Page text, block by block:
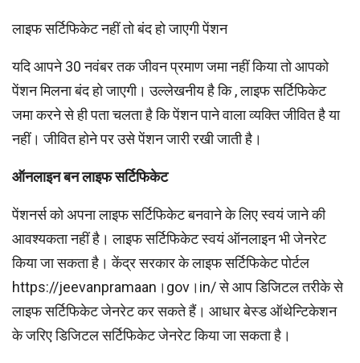
लाइफ सर्टिफिकेट नहीं तो बंद हो जाएगी पेंशन
यदि आपने 30 नवंबर तक जीवन प्रमाण जमा नहीं किया तो आपको
पेंशन मिलना बंद हो जाएगी। उल्‍लेखनीय है कि , लाइफ सर्टिफिकेट
जमा करने से ही पता चलता है कि पेंशन पाने वाला व्यक्ति जीवित है या
नहीं। जीवित होने पर उसे पेंशन जारी रखी जाती है।
ऑनलाइन बन लाइफ सर्टिफिकेट
पेंशनर्स को अपना लाइफ सर्टिफिकेट बनवाने के लिए स्वयं जाने की
आवश्‍यकता नहीं है। लाइफ सर्टिफिकेट स्वयं ऑनलाइन भी जेनरेट
किया जा सकता है। केंद्र सरकार के लाइफ सर्टिफिकेट पोर्टल
https://jeevanpramaan।gov।in/ से आप डिजिटल तरीके से
लाइफ सर्टिफिकेट जेनरेट कर सकते हैं। आधार बेस्ड ऑथेन्टिकेशन
के जरिए डिजिटल सर्टिफिकेट जेनरेट किया जा सकता है।